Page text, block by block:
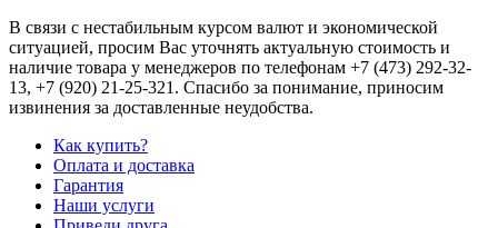
В связи с нестабильным курсом валют и экономической
ситуацией, просим Вас уточнять актуальную стоимость и
наличие товара у менеджеров по телефонам +7 (473) 292-32-
13, +7 (920) 21-25-321 . Спасибо за понимание, приносим
извинения за доставленные неудобства.
Как купить?
Оплата и доставка
Гарантия
Наши услуги